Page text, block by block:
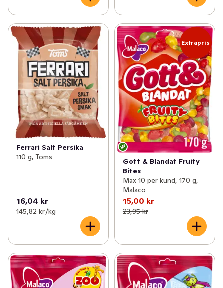
Ferrari Salt Persika
110 g, Toms
16,04 kr
145,82 kr /kg
Extrapris
Gott & Blandat Fruity
Bites
Max 10 per kund, 170 g,
Malaco
15,00 kr
23,95 kr